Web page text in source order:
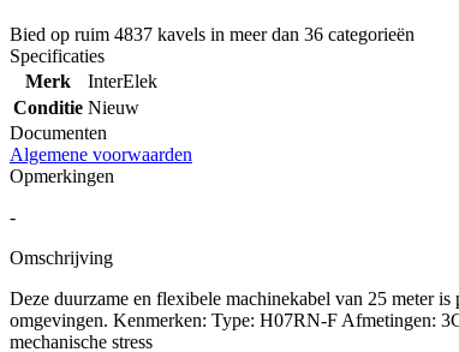
Bied op ruim 4837 kavels in meer dan 36 categorieën
Specificaties
Merk
InterElek
Conditie Nieuw
Documenten
Algemene voorwaarden
Opmerkingen
-
Omschrijving
Deze duurzame en flexibele machinekabel van 25 meter
omgevingen. Kenmerken: Type: H07RN-F Afmetingen:
mechanische stress